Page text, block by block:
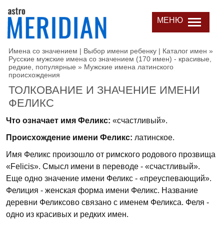
МЕНЮ
Имена со значением | Выбор имени ребенку | Каталог имен »
Русские мужские имена со значением (170 имен) - красивые,
редкие, популярные » Мужские имена латинского
происхождения
ТОЛКОВАНИЕ И ЗНАЧЕНИЕ ИМЕНИ
ФЕЛИКС
Что означает имя Феликс: «счастливый».
Происхождение имени Феликс: латинское.
Имя Феликс произошло от римского родового прозвища
«Felicis». Смысл имени в переводе - «счастливый».
Еще одно значение имени Феликс - «преуспевающий».
Фелиция - женская форма имени Феликс. Название
деревни Феликсово связано с именем Феликса. Феля -
одно из красивых и редких имен.